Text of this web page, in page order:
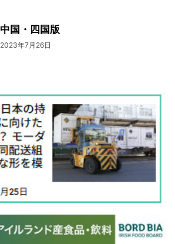
中国・四国版
2023年7月26日